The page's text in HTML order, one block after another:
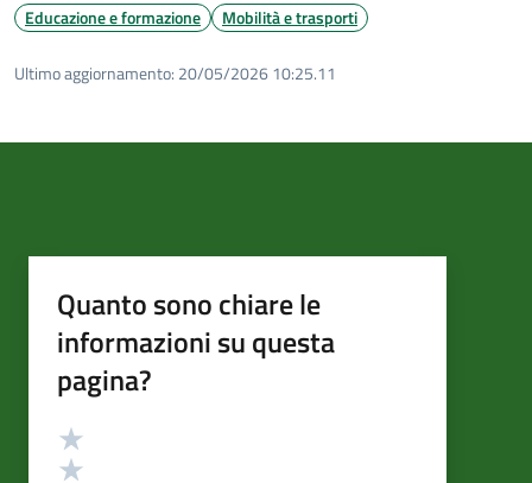
Educazione e formazione Mobilità e trasporti
Ultimo aggiornamento: 20/05/2026 10:25.11
Quanto sono chiare le
informazioni su questa
pagina?
Valutazione